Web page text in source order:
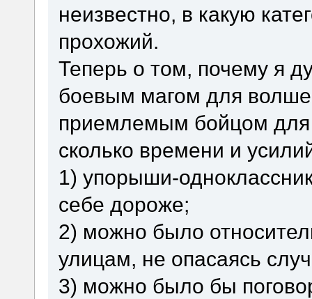
неизвестно, в какую
прохожий.
Теперь о том, почему я
боевым магом для
приемлемым бойцом
сколько времени и
1) упорыши-
себе дороже;
2) можно было
улицам, не опасаясь
3) можно было бы